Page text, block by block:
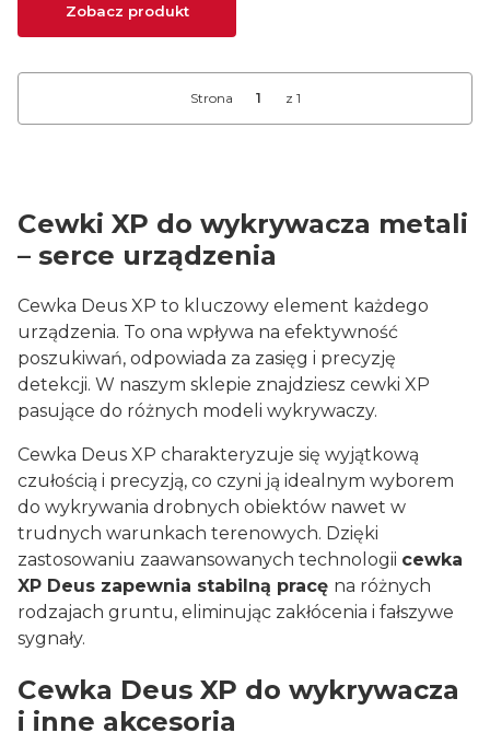
Zobacz produkt
Strona z 1
Cewki XP do wykrywacza metali
– serce urządzenia
Cewka Deus XP to kluczowy element każdego
urządzenia. To ona wpływa na efektywność
poszukiwań, odpowiada za zasięg i precyzję
detekcji. W naszym sklepie znajdziesz cewki XP
pasujące do różnych modeli wykrywaczy.
Cewka Deus XP charakteryzuje się wyjątkową
czułością i precyzją, co czyni ją idealnym wyborem
do wykrywania drobnych obiektów nawet w
trudnych warunkach terenowych. Dzięki
zastosowaniu zaawansowanych technologii cewka
XP Deus zapewnia stabilną pracę na różnych
rodzajach gruntu, eliminując zakłócenia i fałszywe
sygnały.
Cewka Deus XP do wykrywacza
i inne akcesoria